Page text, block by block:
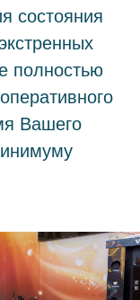
состояния
полностью
Вашего